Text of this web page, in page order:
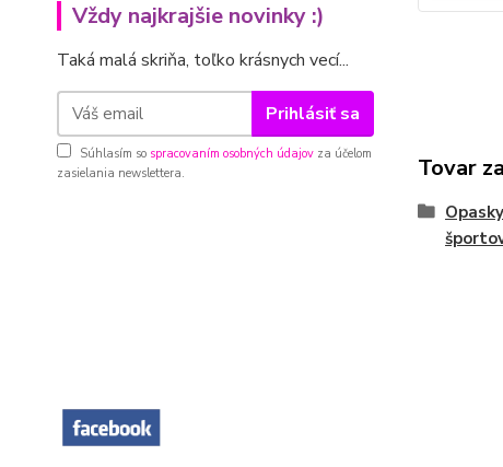
Vždy najkrajšie novinky :)
Taká malá skriňa, toľko krásnych vecí...
Prihlásiť sa
Súhlasím so spracovaním osobných údajov za účelom
zasielania newslettera.
Tovar